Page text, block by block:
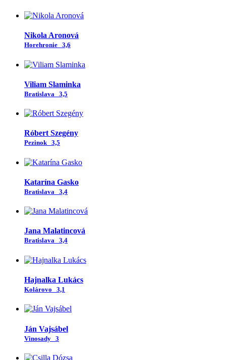
Nikola Aronová
Horehronie 3,6
Viliam Slaminka
Bratislava 3,5
Róbert Szegény
Pezinok 3,5
Katarína Gasko
Bratislava 3,4
Jana Malatincová
Bratislava 3,4
Hajnalka Lukács
Kolárovo 3,1
Ján Vajsábel
Vinosady 3